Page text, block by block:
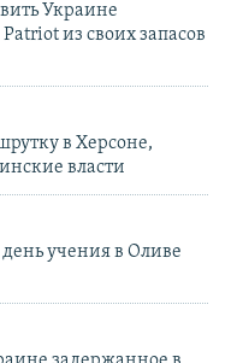
Украине
из своих запасов
в Херсоне,
власти
учения в Оливе